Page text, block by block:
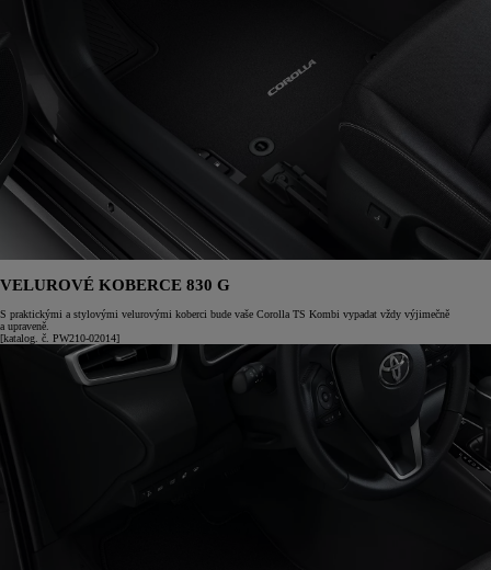
VELUROVÉ KOBERCE 830 G
S praktickými a stylovými velurovými koberci bude vaše Corolla TS Kombi vypadat vždy výjimečně
a upraveně.
[katalog. č. PW210-02014]